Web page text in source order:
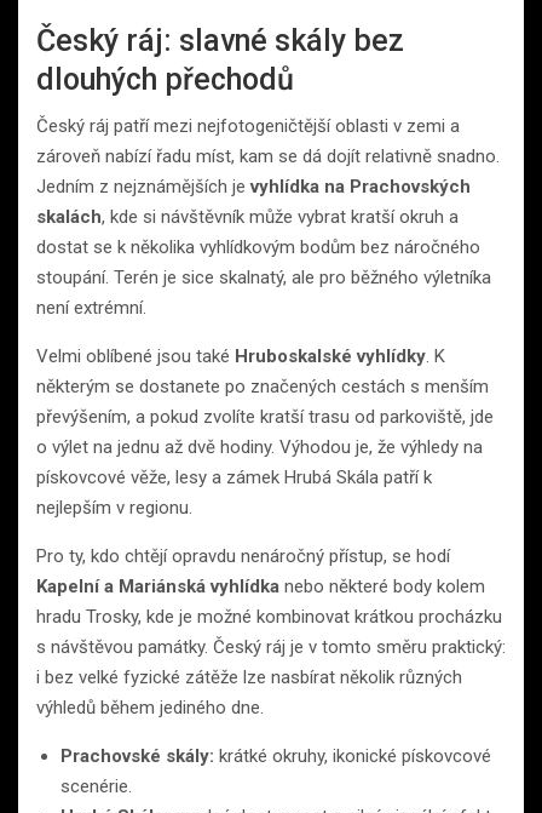
Český ráj: slavné skály bez
dlouhých přechodů
Český ráj patří mezi nejfotogeničtější oblasti v zemi a
zároveň nabízí řadu míst, kam se dá dojít relativně snadno.
Jedním z nejznámějších jevyhlídka na Prachovských
skalách, kde si návštěvník může vybrat kratší okruh a
dostat se k několika vyhlídkovým bodům bez náročného
stoupání. Terén je sice skalnatý, ale pro běžného výletníka
není extrémní.
Velmi oblíbené jsou také Hruboskalské vyhlídky. K
některým se dostanete po značených cestách s menším
převýšením, a pokud zvolíte kratší trasu od parkoviště, jde
o výlet na jednu až dvě hodiny. Výhodou je, že výhledy na
pískovcové věže, lesy a zámek Hrubá Skála patří k
nejlepším v regionu.
Pro ty, kdo chtějí opravdu nenáročný přístup, se hodí
Kapelní a Mariánská vyhlídka nebo některé body kolem
hradu Trosky, kde je možné kombinovat krátkou procházku
s návštěvou památky. Český ráj je v tomto směru praktický:
i bez velké fyzické zátěže lze nasbírat několik různých
výhledů během jediného dne.
Prachovské skály: krátké okruhy, ikonické pískovcové
scenérie.